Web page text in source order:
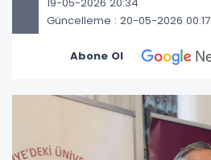
Güncelleme : 20-05-2026 00:17
Abone Ol